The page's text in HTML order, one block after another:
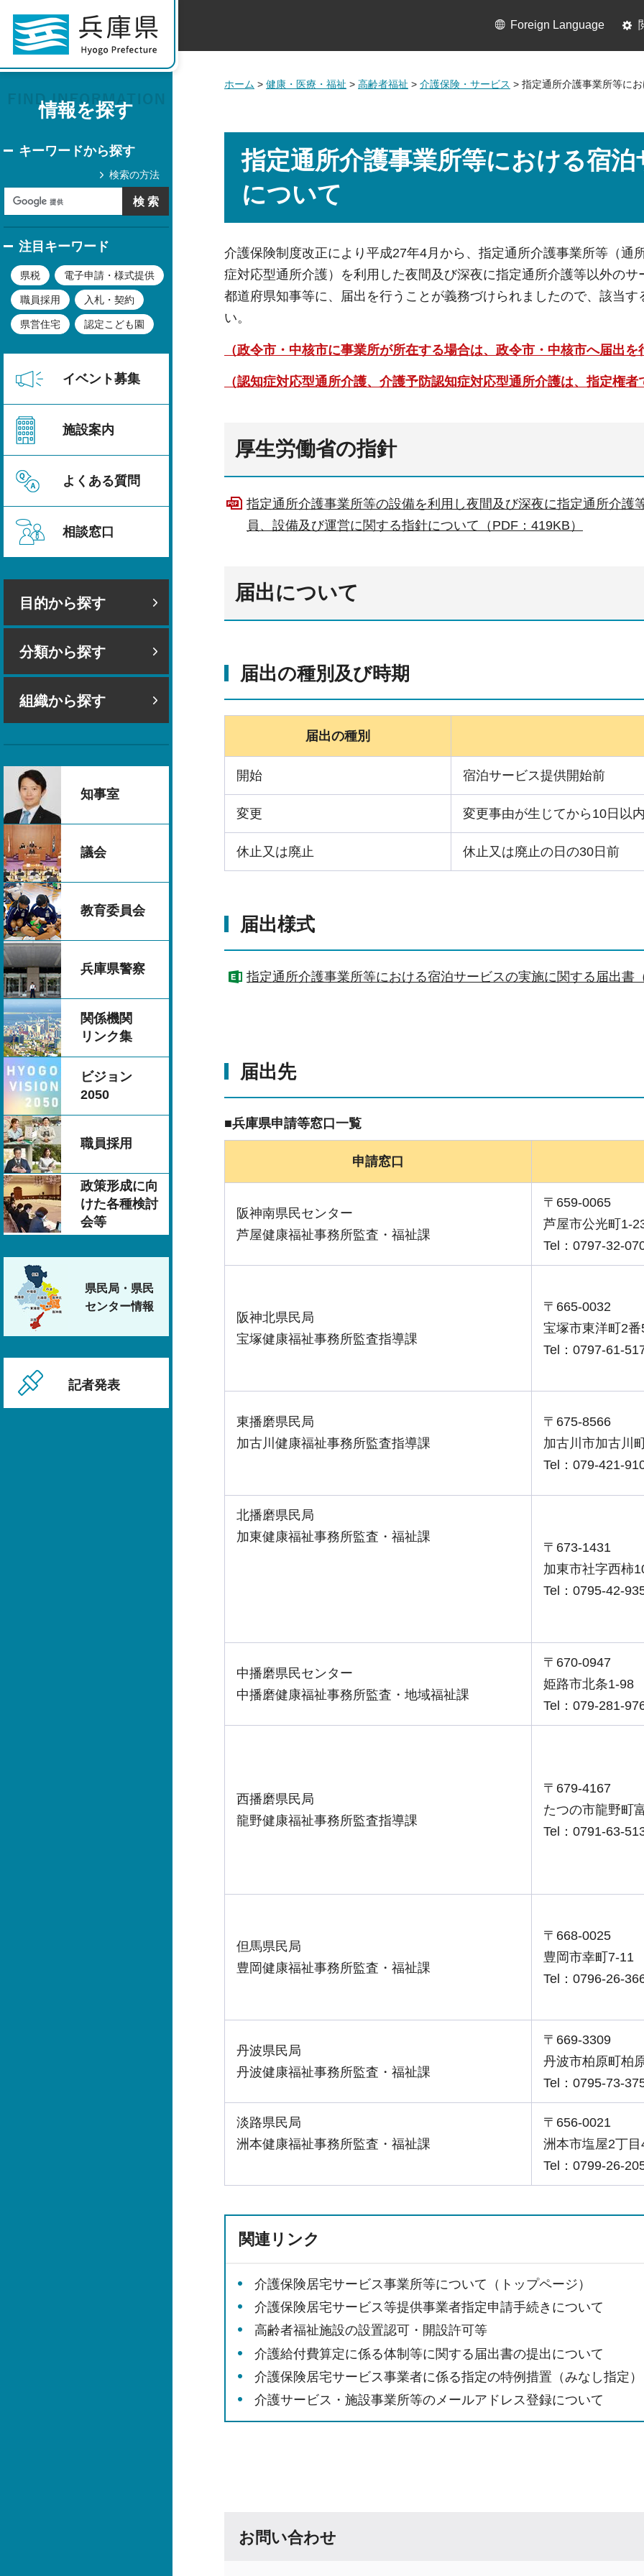
情報を探す
キーワードから探す
検索の方法
注目キーワード
県税 電子申請・様式提供
職員採用 入札・契約
県営住宅 認定こども園
イベント募集
施設案内
よくある質問
相談窓口
目的から探す
分類から探す
組織から探す
知事室
議会
教育委員会
兵庫県警察
関係機関
リンク集
ビジョン
2050
職員採用
政策形成に向
けた各種検討
会等
県民局・県民
センター情報
記者発表
Foreign Language
ホーム > 健康・医療・福祉 > 高齢者福祉 > 介護保険・サービス > 指定通所介護事業所等に
指定通所介護事業所等における宿
について
介護保険制度改正により平成27年4月から、指定通所介護事業所等（通
症対応型通所介護）を利用した夜間及び深夜に指定通所介護等以外のサ
都道府県知事等に、届出を行うことが義務づけられましたので、該当
い。
（政令市・中核市に事業所が所在する場合は、政令市・中核市へ届出を
（認知症対応型通所介護、介護予防認知症対応型通所介護は、指定権
厚生労働省の指針
指定通所介護事業所等の設備を利用し夜間及び深夜に指定通所介護
員、設備及び運営に関する指針について（PDF：419KB）
届出について
届出の種別及び時期
届出の種別
開始 宿泊サービス提供開始前
変更 変更事由が生じてから10日以内
休止又は廃止 休止又は廃止の日の30日前
届出様式
指定通所介護事業所等における宿泊サービスの実施に関する届出書
届出先
■兵庫県申請等窓口一覧
申請窓口
阪神南県民センター
芦屋健康福祉事務所監査・福祉課
〒659-0065
芦屋市公光町1-
Tel：0797-32-
阪神北県民局
宝塚健康福祉事務所監査指導課
〒665-0032
宝塚市東洋町2番
Tel：0797-61-
東播磨県民局
加古川健康福祉事務所監査指導課
〒675-8566
加古川市加古川
Tel：079-421-
北播磨県民局
加東健康福祉事務所監査・福祉課
〒673-1431
加東市社字西柿
Tel：0795-42-
中播磨県民センター
中播磨健康福祉事務所監査・地域福祉課
〒670-0947
姫路市北条1-98
Tel：079-281-
西播磨県民局
龍野健康福祉事務所監査指導課
〒679-4167
たつの市龍野町
Tel：0791-63-
但馬県民局
豊岡健康福祉事務所監査・福祉課
〒668-0025
豊岡市幸町7-11
Tel：0796-26-
丹波県民局
丹波健康福祉事務所監査・福祉課
〒669-3309
丹波市柏原町柏
Tel：0795-73-
淡路県民局
洲本健康福祉事務所監査・福祉課
〒656-0021
洲本市塩屋2丁目
Tel：0799-26-
関連リンク
介護保険居宅サービス事業所等について（トップページ）
介護保険居宅サービス等提供事業者指定申請手続きについて
高齢者福祉施設の設置認可・開設許可等
介護給付費算定に係る体制等に関する届出書の提出について
介護保険居宅サービス事業者に係る指定の特例措置（みなし指定）
介護サービス・施設事業所等のメールアドレス登録について
お問い合わせ